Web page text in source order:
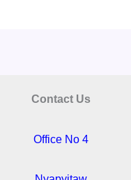
Contact Us
Office No 4